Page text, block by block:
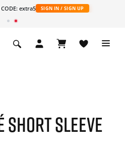
CODE: extra5 SIGN IN / SIGN UP
SHORT SLEEVE